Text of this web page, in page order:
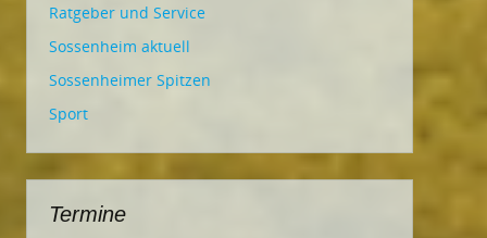
Ratgeber und Service
Sossenheim aktuell
Sossenheimer Spitzen
Sport
Termine